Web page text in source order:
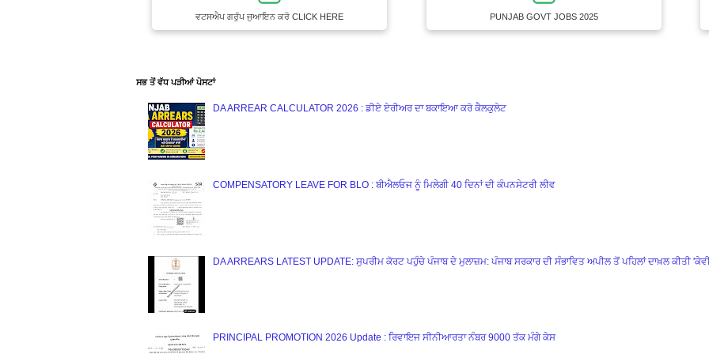
ਵਟਸਐਪ ਗਰੁੱਪ ਜੁਆਇਨ ਕਰੋ CLICK HERE PUNJAB GOVT JOBS 2025
ਸਭ ਤੋਂ ਵੱਧ ਪੜੀਆਂ ਪੋਸਟਾਂ
DA ARREAR CALCULATOR 2026 : ਡੀਏ ਏਰੀਅਰ ਦਾ ਬਕਾਇਆ ਕਰੋ ਕੈਲਕੁਲੇਟ
COMPENSATORY LEAVE FOR BLO : ਬੀਐਲਓਜ ਨੂੰ ਮਿਲੇਗੀ 40 ਦਿਨਾਂ ਦੀ ਕੰਪਨਸੇਟਰੀ ਲੀਵ
DA ARREARS LATEST UPDATE: ਸੁਪਰੀਮ ਕੋਰਟ ਪਹੁੰਚੇ ਪੰਜਾਬ ਦੇ ਮੁਲਾਜ਼ਮ: ਪੰਜਾਬ ਸਰਕਾਰ ਦੀ ਸੰਭਾਵਿਤ ਅਪੀਲ ਤੋਂ ਪਹਿਲਾਂ ਦਾਖ਼ਲ ਕੀਤੀ
PRINCIPAL PROMOTION 2026 Update : ਰਿਵਾਇਜ ਸੀਨੀਆਰਤਾ ਨੰਬਰ 9000 ਤੱਕ ਮੰਗੇ ਕੇਸ